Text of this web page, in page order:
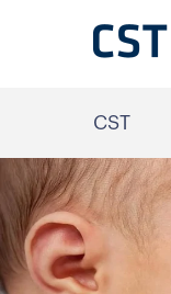
CST